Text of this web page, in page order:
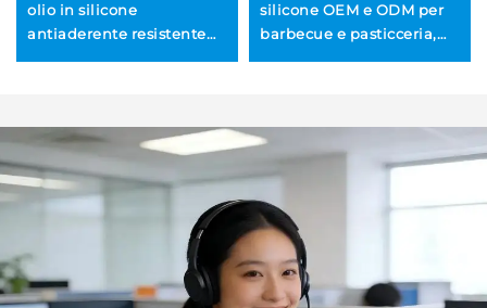
olio in silicone
antiaderente resistente
per pasticceria e cottura
al barbecue
silicone OEM e ODM per
barbecue e pasticceria,
per padelle
personalizzabile,
tappetino per cottura e
cottura in forno, articolo
da cucina